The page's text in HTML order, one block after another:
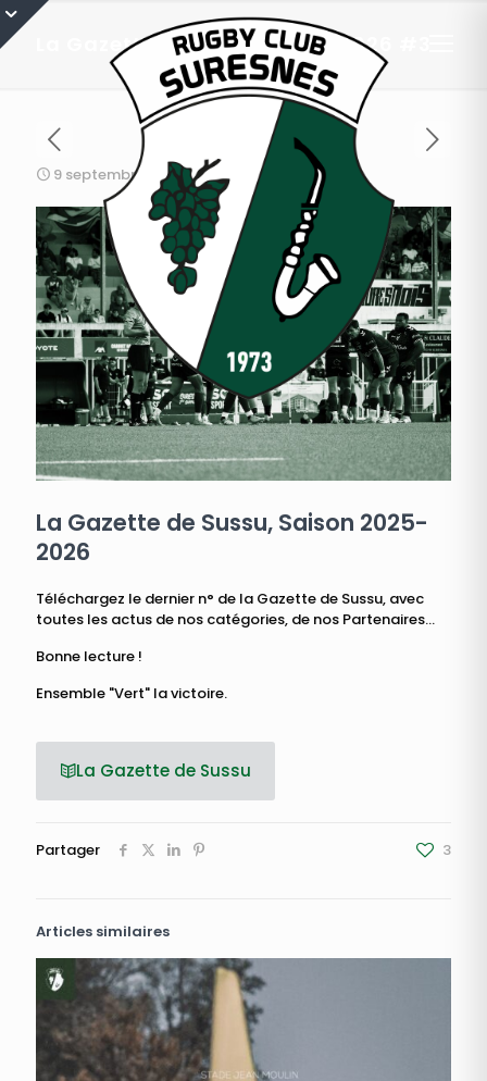
La Gazette de Sussu, 2025-2026 #3
9 septembre 2025
La Gazette de Sussu, Saison 2025-
2026
Téléchargez le dernier n° de la Gazette de Sussu, avec
toutes les actus de nos catégories, de nos Partenaires...
Bonne lecture !
Ensemble "Vert" la victoire.
La Gazette de Sussu
Partager 3
Articles similaires